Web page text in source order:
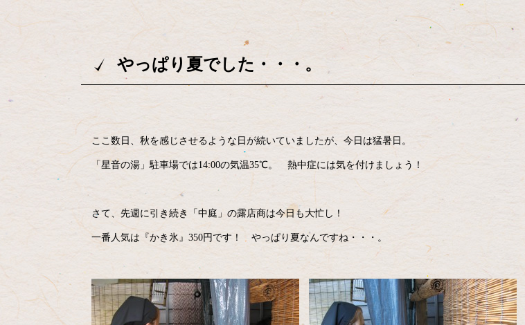
やっぱり夏でした・・・。
ここ数日、秋を感じさせるような日が続いていましたが、今日は猛暑日。
「星音の湯」駐車場では14:00の気温35℃。 熱中症には気を付けましょう！
さて、先週に引き続き「中庭」の露店商は今日も大忙し！
一番人気は『かき氷』350円です！ やっぱり夏なんですね・・・。